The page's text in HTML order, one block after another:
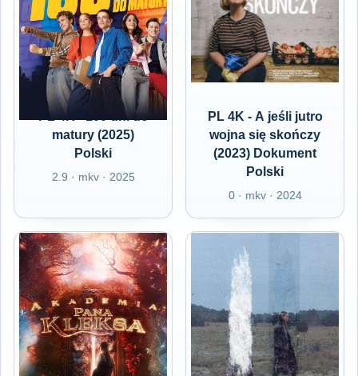
PL 4K - 100 dni do
matury (2025)
Polski
2.9 · mkv · 2025
PL 4K - A jeśli jutro
wojna się skończy
(2023) Dokument
Polski
0 · mkv · 2024